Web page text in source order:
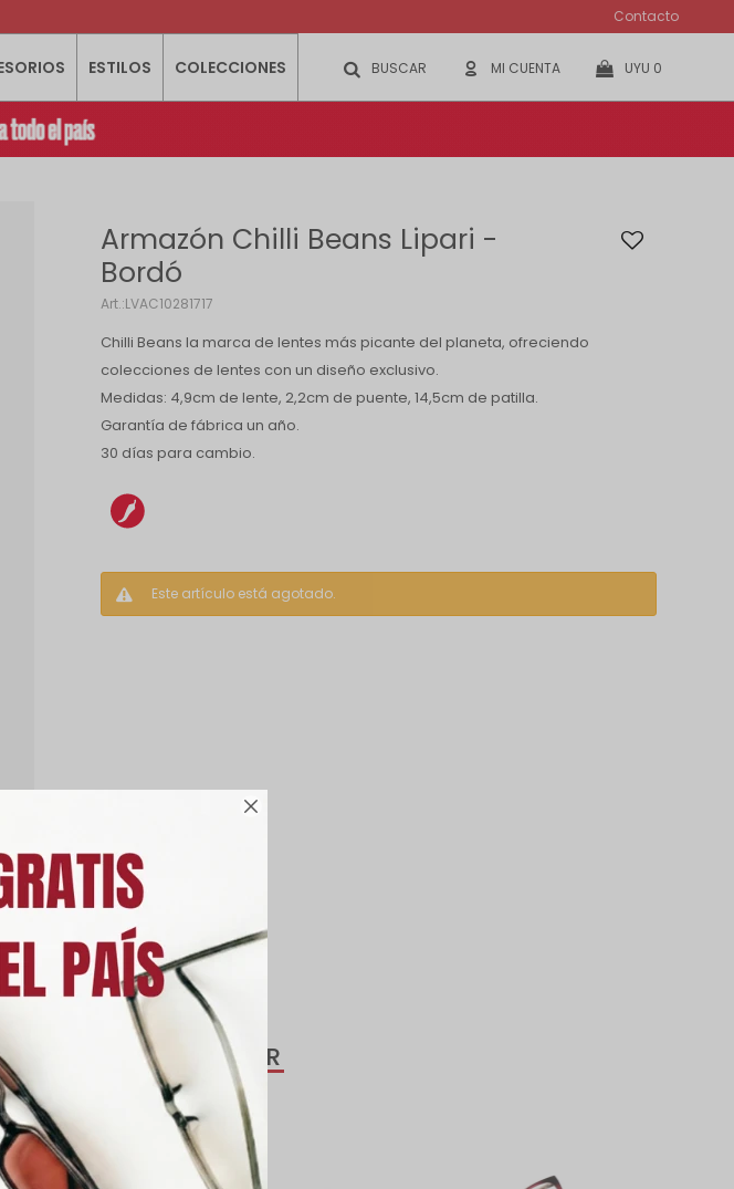

ESTILOS COLECCIONES UYU 0
Contacto
Armazón Chilli Beans Lipari -
Bordó
LVAC10281717
Chilli Beans la marca de lentes más picante del planeta, ofreciendo
colecciones de lentes con un diseño exclusivo.
Medidas: 4,9cm de lente, 2,2cm de puente, 14,5cm de patilla.
Garantía de fábrica un año.
30 días para cambio.
Este artículo está agotado.
INTERESAR